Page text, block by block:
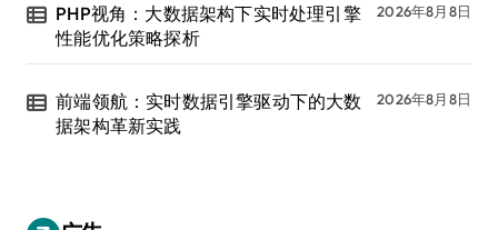
PHP视角：大数据架构下实时处理引擎
性能优化策略探析
2026年8月8日
前端领航：实时数据引擎驱动下的大数
据架构革新实践
2026年8月8日